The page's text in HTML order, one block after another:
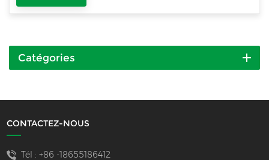
Catégories
CONTACTEZ-NOUS
Tél : +86 -18655186412